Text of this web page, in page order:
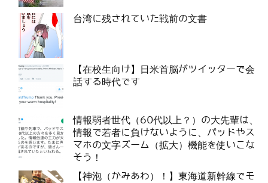
台湾に残されていた戦前の文書
【在校生向け】日米首脳がツイッターで会
話する時代です
情報弱者世代（60代以上？）の大先輩は、
情報で若者に負けないように、パッドやス
マホの文字ズーム（拡大）機能を使いこな
そう！
【神泡（かみあわ）！】東海道新幹線でモ